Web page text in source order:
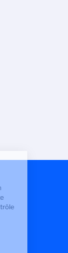
élaborée en
Ce site
et le contrôle
son